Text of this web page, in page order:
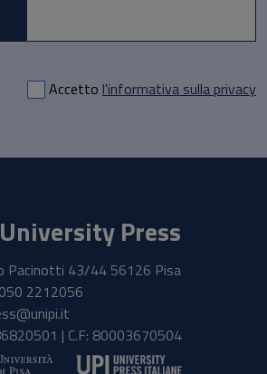
Accetto l'informativa sulla privacy
Press
Pacinotti 43/44 56126 Pisa
2212056
| C.F: 80003670504